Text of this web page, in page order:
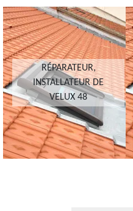
RÉPARATEUR,
INSTALLATEUR DE
VELUX 48